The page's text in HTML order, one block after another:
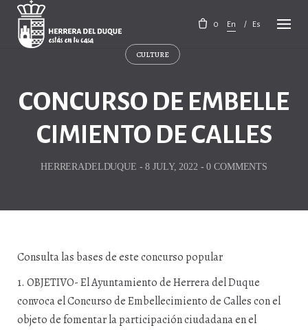
Skip
content
0 En Es
CULTURE
CONCURSO DE EMBELLE
CIMIENTO DE CALLES
HERRERADELDUQUE - 8 JULY, 2022 - 0 COMMENTS
Consulta las bases de este concurso popular
1. OBJETIVO- El Ayuntamiento de Herrera del Duque
convoca el Concurso de Embellecimiento de Calles con el
objeto de fomentar la participación ciudadana en el